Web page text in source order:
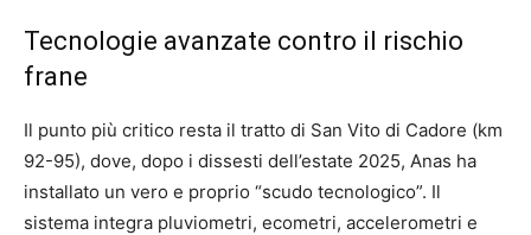
Tecnologie avanzate contro il rischio
frane
Il punto più critico resta il tratto di San Vito di Cadore (km
92-95), dove, dopo i dissesti dell’estate 2025, Anas ha
installato un vero e proprio “scudo tecnologico”. Il
sistema integra pluviometri, ecometri, accelerometri e